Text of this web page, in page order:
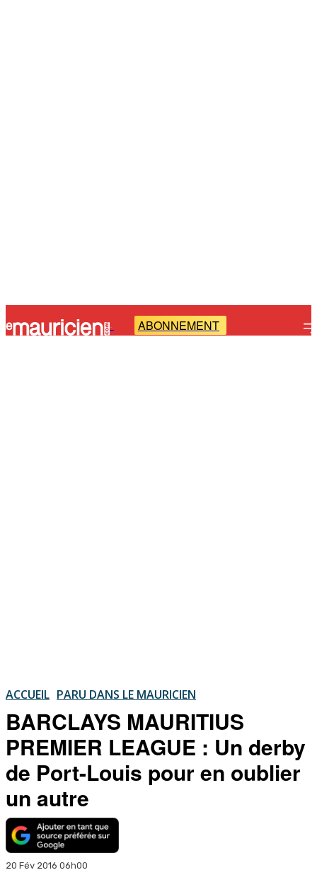
- ABONNEMENT
ACCUEIL PARU DANS LE MAURICIEN
BARCLAYS MAURITIUS
PREMIER LEAGUE : Un derby
de Port-Louis pour en oublier
un autre
20 Fév 2016 06h00